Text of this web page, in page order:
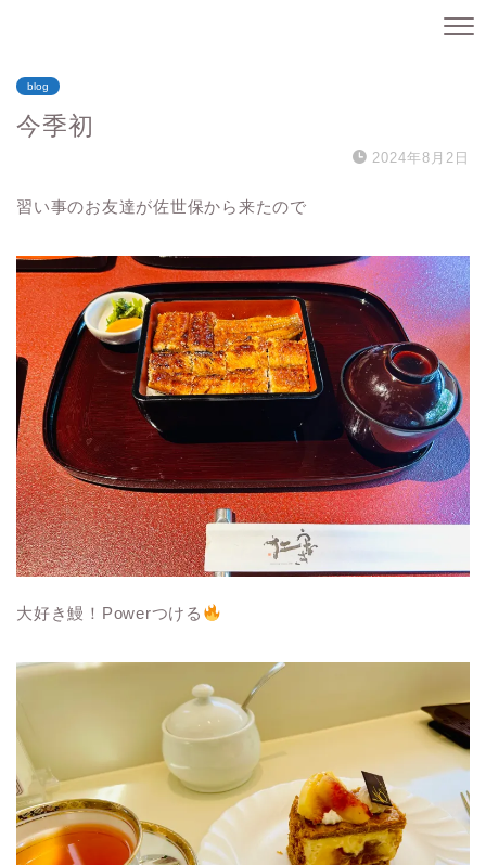
blog
今季初
2024年8月2日
習い事のお友達が佐世保から来たので
大好き鰻！Powerつける